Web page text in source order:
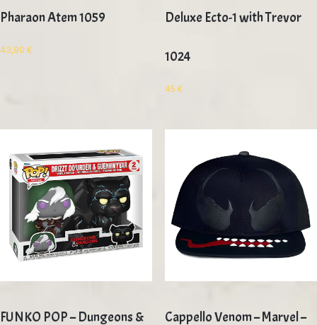
Pharaon Atem 1059
43,90 €
Deluxe Ecto-1 with Trevor
1024
45 €
FUNKO POP – Dungeons & Cappello Venom – Marvel –